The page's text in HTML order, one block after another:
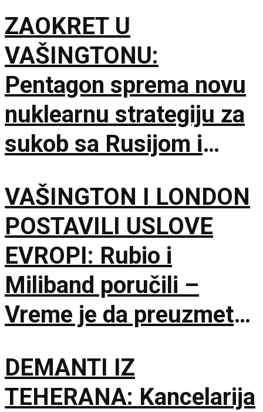
ZAOKRET U
VAŠINGTONU:
Pentagon sprema novu
nuklearnu strategiju za
sukob sa Rusijom i
VAŠINGTON I LONDON
POSTAVILI USLOVE
EVROPI: Rubio i
Miliband poručili –
Vreme je da preuzmete
bezbednosti
DEMANTI IZ
TEHERANA: Kancelarija